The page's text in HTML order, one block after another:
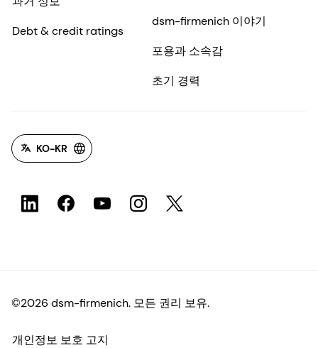
Debt & credit ratings
dsm-firmenich 이야기
포용과 소속감
초기 경력
KO-KR
©2026 dsm-firmenich. 모든 권리 보유.
개인정보 보호 고지